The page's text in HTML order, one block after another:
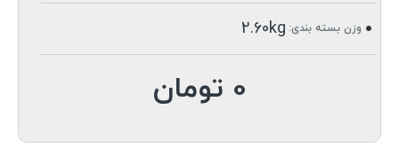
0 تومان
وزن بسته بندی: 2.60kg